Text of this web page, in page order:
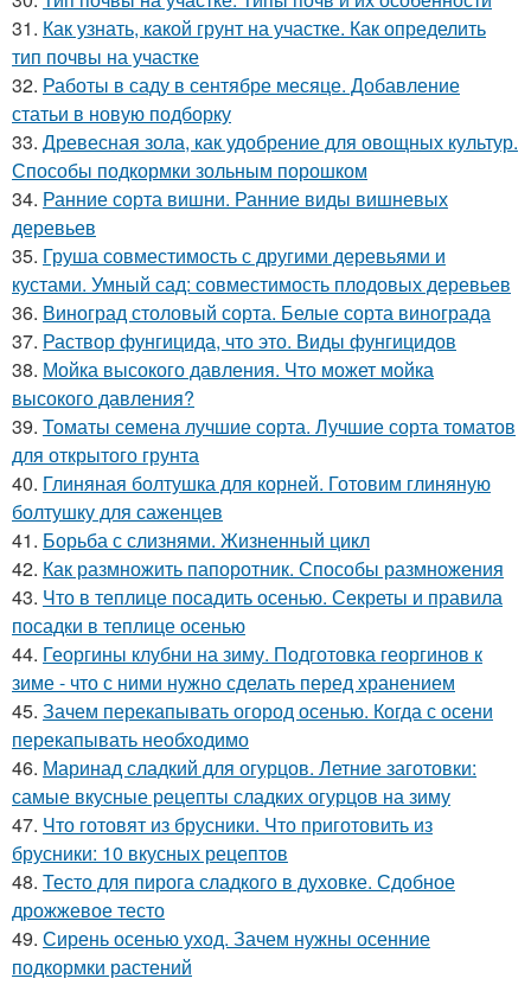
31. Как узнать, какой грунт на участке. Как определить
тип почвы на участке
32. Работы в саду в сентябре месяце. Добавление
статьи в новую подборку
33. Древесная зола, как удобрение для овощных культур.
Способы подкормки зольным порошком
34. Ранние сорта вишни. Ранние виды вишневых
деревьев
35. Груша совместимость с другими деревьями и
кустами. Умный сад: совместимость плодовых деревьев
36. Виноград столовый сорта. Белые сорта винограда
37. Раствор фунгицида, что это. Виды фунгицидов
38. Мойка высокого давления. Что может мойка
высокого давления?
39. Томаты семена лучшие сорта. Лучшие сорта томатов
для открытого грунта
40. Глиняная болтушка для корней. Готовим глиняную
болтушку для саженцев
41. Борьба с слизнями. Жизненный цикл
42. Как размножить папоротник. Способы размножения
43. Что в теплице посадить осенью. Секреты и правила
посадки в теплице осенью
44. Георгины клубни на зиму. Подготовка георгинов к
зиме - что с ними нужно сделать перед хранением
45. Зачем перекапывать огород осенью. Когда с осени
перекапывать необходимо
46. Маринад сладкий для огурцов. Летние заготовки:
самые вкусные рецепты сладких огурцов на зиму
47. Что готовят из брусники. Что приготовить из
брусники: 10 вкусных рецептов
48. Тесто для пирога сладкого в духовке. Сдобное
дрожжевое тесто
49. Сирень осенью уход. Зачем нужны осенние
подкормки растений